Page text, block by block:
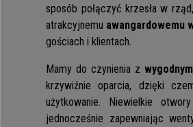
sposób połączyć krzesła w
atrakcyjnemu awangardowemu
gościach i klientach.
Mamy do czynienia z
krzywiźnie oparcia, dzięki
użytkowanie. Niewielkie
jednocześnie zapewniając